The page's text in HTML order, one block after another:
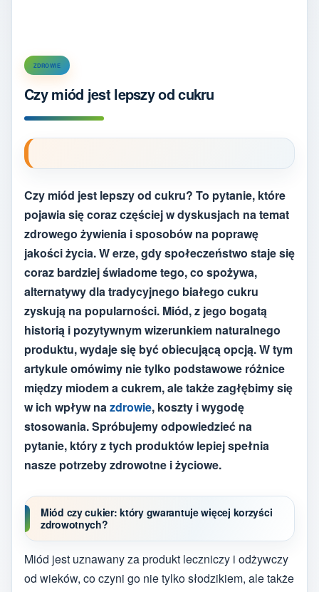
ZDROWIE
Czy miód jest lepszy od cukru
Czy miód jest lepszy od cukru? To pytanie, które
pojawia się coraz częściej w dyskusjach na temat
zdrowego żywienia i sposobów na poprawę
jakości życia. W erze, gdy społeczeństwo staje się
coraz bardziej świadome tego, co spożywa,
alternatywy dla tradycyjnego białego cukru
zyskują na popularności. Miód, z jego bogatą
historią i pozytywnym wizerunkiem naturalnego
produktu, wydaje się być obiecującą opcją. W tym
artykule omówimy nie tylko podstawowe różnice
między miodem a cukrem, ale także zagłębimy się
w ich wpływ na zdrowie, koszty i wygodę
stosowania. Spróbujemy odpowiedzieć na
pytanie, który z tych produktów lepiej spełnia
nasze potrzeby zdrowotne i życiowe.
Miód czy cukier: który gwarantuje więcej korzyści
zdrowotnych?
Miód jest uznawany za produkt leczniczy i odżywczy
od wieków, co czyni go nie tylko słodzikiem, ale także